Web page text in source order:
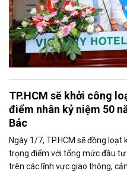
TP.HCM sẽ khởi công
điểm nhân kỷ niệm 50
Bác
Ngày 1/7, TP.HCM sẽ đồng
trọng điểm với tổng mức đầu
trên các lĩnh vực giao thông,